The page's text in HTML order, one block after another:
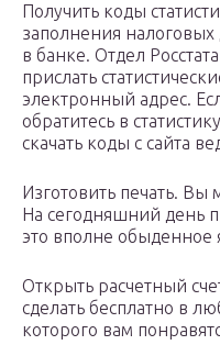
Получить коды
заполнения налоговых
в банке. Отдел
прислать
электронный адрес.
обратитесь в
скачать коды с сайта
Изготовить печать. Вы
На сегодняшний день
это вполне обыденное
Открыть расчетный
сделать бесплатно в
которого вам